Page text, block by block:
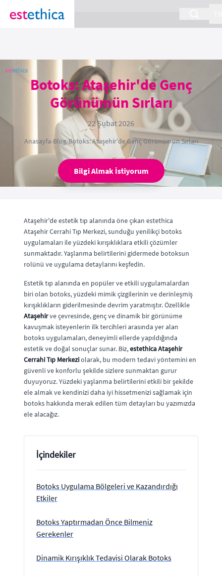
section Service {
Botoks: Ataşehir'de Genç
Görünümün Sırları
22 Şubat 2026
Anasayfa›Blog›Botoks: Ataşehir'de Genç Görünümün Sırları
Bilgi Almak İstiyorum
Ataşehir'de estetik tıp alanında öne çıkan estethica
Ataşehir Cerrahi Tıp Merkezi, sunduğu yenilikçi botoks
uygulamaları ile yüzdeki kırışıklıklara etkili çözümler
sunmaktadır. Yaşlanma belirtilerini gidermede botoksun
rolünü ve uygulama detaylarını keşfedin.
Estetik tıp alanında en popüler ve etkili uygulamalardan
biri olan botoks, yüzdeki mimik çizgilerinin ve derinleşmiş
kırışıklıkların giderilmesinde devrim yaratmıştır. Özellikle
Ataşehirve çevresinde, genç ve dinamik bir görünüme
kavuşmak isteyenlerin ilk tercihleri arasında yer alan
botoks uygulamaları, deneyimli ellerde yapıldığında
estetik ve doğal sonuçlar sunar. Biz,estethica Ataşehir
Cerrahi Tıp Merkeziolarak, bu modern tedavi yöntemini en
güvenli ve konforlu şekilde sizlere sunmaktan gurur
duyuyoruz. Yüzdeki yaşlanma belirtilerini etkili bir şekilde
ele almak ve kendinizi daha iyi hissetmenizi sağlamak için
botoks hakkında merak edilen tüm detayları bu yazımızda
ele alacağız.
İçindekiler
Botoks Uygulama Bölgeleri ve Kazandırdığı
Etkiler
Botoks Yaptırmadan Önce Bilmeniz
Gerekenler
Dinamik Kırışıklık Tedavisi Olarak Botoks